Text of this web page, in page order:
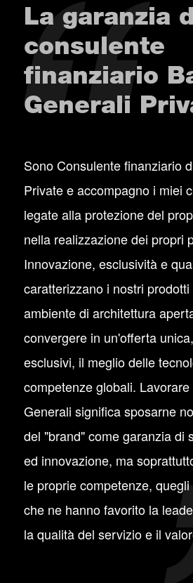
La garanzia
consulente
finanziario
Generali
Sono Consulente finanziario
Private e accompagno i miei
legate alla protezione del
nella realizzazione dei propri
Innovazione, esclusività e
caratterizzano i nostri
ambiente di architettura
convergere in un'offerta
esclusivi, il meglio delle
competenze globali.
Generali significa sposarne
del "brand" come garanzia di
ed innovazione, ma
le proprie competenze,
che ne hanno favorito la
la qualità del servizio e il